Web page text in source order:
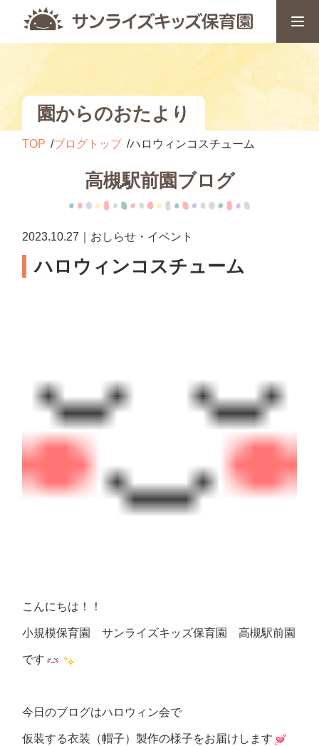
園からのおたより
TOP ブログトップ ハロウィンコスチューム
高槻駅前園ブログ
2023.10.27｜おしらせ・イベント
ハロウィンコスチューム
こんにちは！！
小規模保育園 サンライズキッズ保育園 高槻駅前園
です
今日のブログはハロウィン会で
仮装する衣装（帽子）製作の様子をお届けします